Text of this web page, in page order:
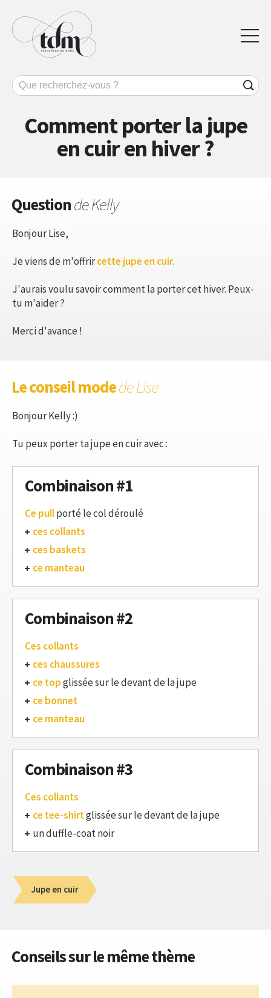
Comment porter la jupe
en cuir en hiver ?
Questionde Kelly
Bonjour Lise,
Je viens de m'offrircette jupe en cuir.
J'aurais voulu savoir comment la porter cet hiver. Peux-
tu m'aider ?
Merci d'avance !
Le conseil modede Lise
Bonjour Kelly :)
Tu peux porter ta jupe en cuir avec :
Combinaison #1
Ce pullporté le col déroulé
ces collants
ces baskets
ce manteau
Combinaison #2
Ces collants
ces chaussures
ce topglissée sur le devant de la jupe
ce bonnet
ce manteau
Combinaison #3
Ces collants
ce tee-shirtglissée sur le devant de la jupe
un duffle-coat noir
Jupe en cuir
Conseils sur le même thème